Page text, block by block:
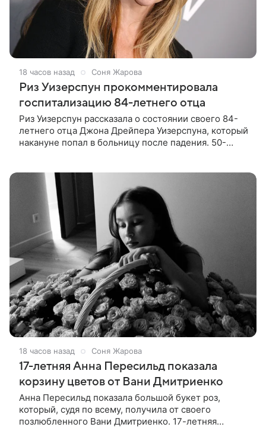
18 часов назад Соня Жарова
Риз Уизерспун прокомментировала
госпитализацию 84-летнего отца
Риз Уизерспун рассказала о состоянии своего 84-
летнего отца Джона Дрейпера Уизерспуна, который
накануне попал в больницу после падения. 50-
18 часов назад Соня Жарова
17-летняя Анна Пересильд показала
корзину цветов от Вани Дмитриенко
Анна Пересильд показала большой букет роз,
который, судя по всему, получилa от своего
позлюбленного Вани Дмитриенко. 17-летняя